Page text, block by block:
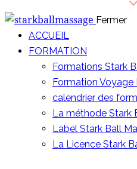
Fermer
ACCUEIL
FORMATION
Formations Stark
Formation Voyage
calendrier des
La méthode Stark
Label Stark Ball
La Licence Stark